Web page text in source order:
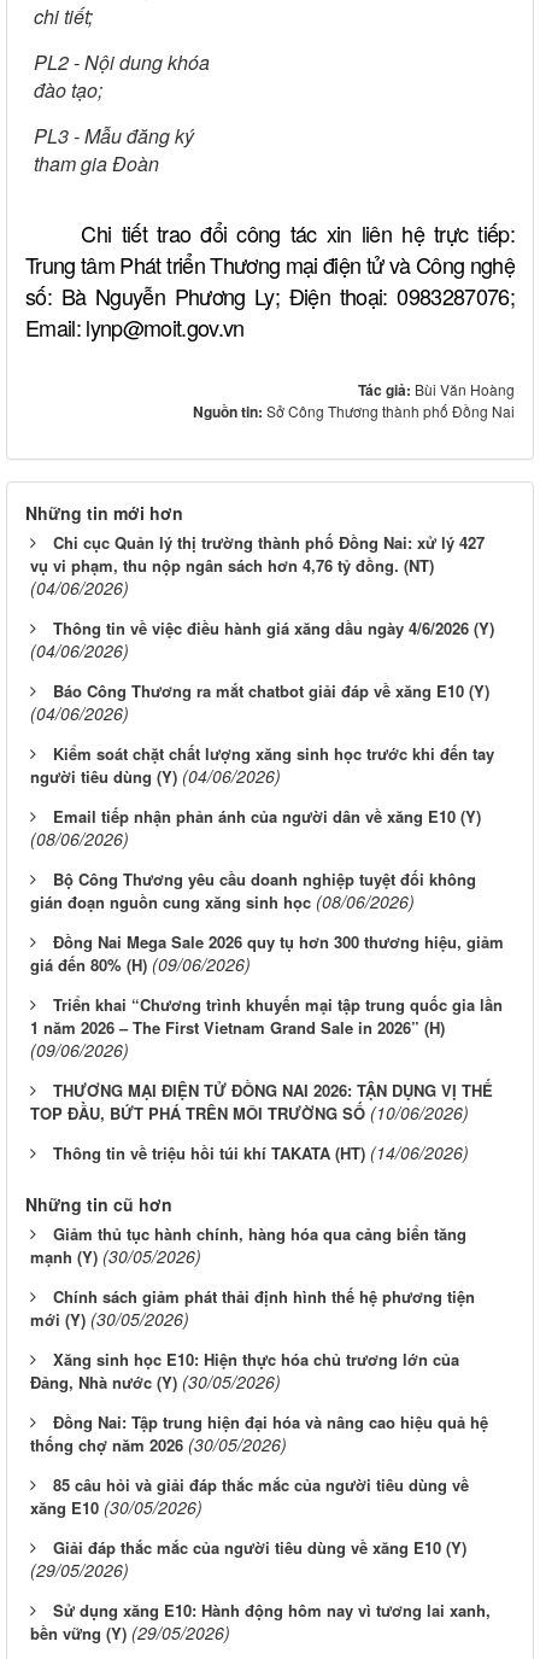
chi tiết;
PL2 - Nội dung khóa
đào tạo;
PL3 - Mẫu đăng ký
tham gia Đoàn
Chi tiết trao đổi công tác xin liên hệ trực tiếp:
Trung tâm Phát triển Thương mại điện tử và Công nghệ
số: Bà Nguyễn Phương Ly; Điện thoại: 0983287076;
Email:lynp@moit.gov.vn
Tác giả: Bùi Văn Hoàng
Nguồn tin: Sở Công Thương thành phố Đồng Nai
Những tin mới hơn
Chi cục Quản lý thị trường thành phố Đồng Nai: xử lý 427
vụ vi phạm, thu nộp ngân sách hơn 4,76 tỷ đồng. (NT)
(04/06/2026)
Thông tin về việc điều hành giá xăng dầu ngày 4/6/2026 (Y)
(04/06/2026)
Báo Công Thương ra mắt chatbot giải đáp về xăng E10 (Y)
(04/06/2026)
Kiểm soát chặt chất lượng xăng sinh học trước khi đến tay
người tiêu dùng (Y) (04/06/2026)
Email tiếp nhận phản ánh của người dân về xăng E10 (Y)
(08/06/2026)
Bộ Công Thương yêu cầu doanh nghiệp tuyệt đối không
gián đoạn nguồn cung xăng sinh học (08/06/2026)
Đồng Nai Mega Sale 2026 quy tụ hơn 300 thương hiệu, giảm
giá đến 80% (H) (09/06/2026)
Triển khai “Chương trình khuyến mại tập trung quốc gia lần
1 năm 2026 – The First Vietnam Grand Sale in 2026” (H)
(09/06/2026)
THƯƠNG MẠI ĐIỆN TỬ ĐỒNG NAI 2026: TẬN DỤNG VỊ THẾ
TOP ĐẦU, BỨT PHÁ TRÊN MÔI TRƯỜNG SỐ (10/06/2026)
Thông tin về triệu hồi túi khí TAKATA (HT) (14/06/2026)
Những tin cũ hơn
Giảm thủ tục hành chính, hàng hóa qua cảng biển tăng
mạnh (Y) (30/05/2026)
Chính sách giảm phát thải định hình thế hệ phương tiện
mới (Y) (30/05/2026)
Xăng sinh học E10: Hiện thực hóa chủ trương lớn của
Đảng, Nhà nước (Y) (30/05/2026)
Đồng Nai: Tập trung hiện đại hóa và nâng cao hiệu quả hệ
thống chợ năm 2026 (30/05/2026)
85 câu hỏi và giải đáp thắc mắc của người tiêu dùng về
xăng E10 (30/05/2026)
Giải đáp thắc mắc của người tiêu dùng về xăng E10 (Y)
(29/05/2026)
Sử dụng xăng E10: Hành động hôm nay vì tương lai xanh,
bền vững (Y) (29/05/2026)